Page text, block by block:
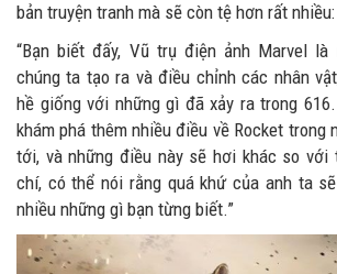
bản truyện tranh mà sẽ còn tệ hơn rất nhiều:
“Bạn biết đấy, Vũ trụ điện ảnh Marvel
chúng ta tạo ra và điều chỉnh các nhân
hề giống với những gì đã xảy ra trong
khám phá thêm nhiều điều về Rocket trong
tới, và những điều này sẽ hơi khác so với
chí, có thể nói rằng quá khứ của anh ta
nhiều những gì bạn từng biết.”